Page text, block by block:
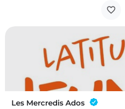
Les Mercredis Ados